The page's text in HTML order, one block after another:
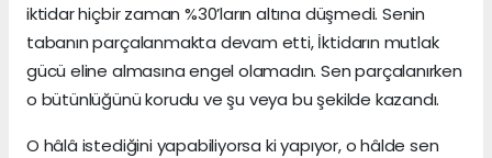
iktidar hiçbir zaman %30’ların altına düşmedi. Senin
tabanın parçalanmakta devam etti, İktidarın mutlak
gücü eline almasına engel olamadın. Sen parçalanırken
o bütünlüğünü korudu ve şu veya bu şekilde kazandı.
O hâlâ istediğini yapabiliyorsa ki yapıyor, o hâlde sen